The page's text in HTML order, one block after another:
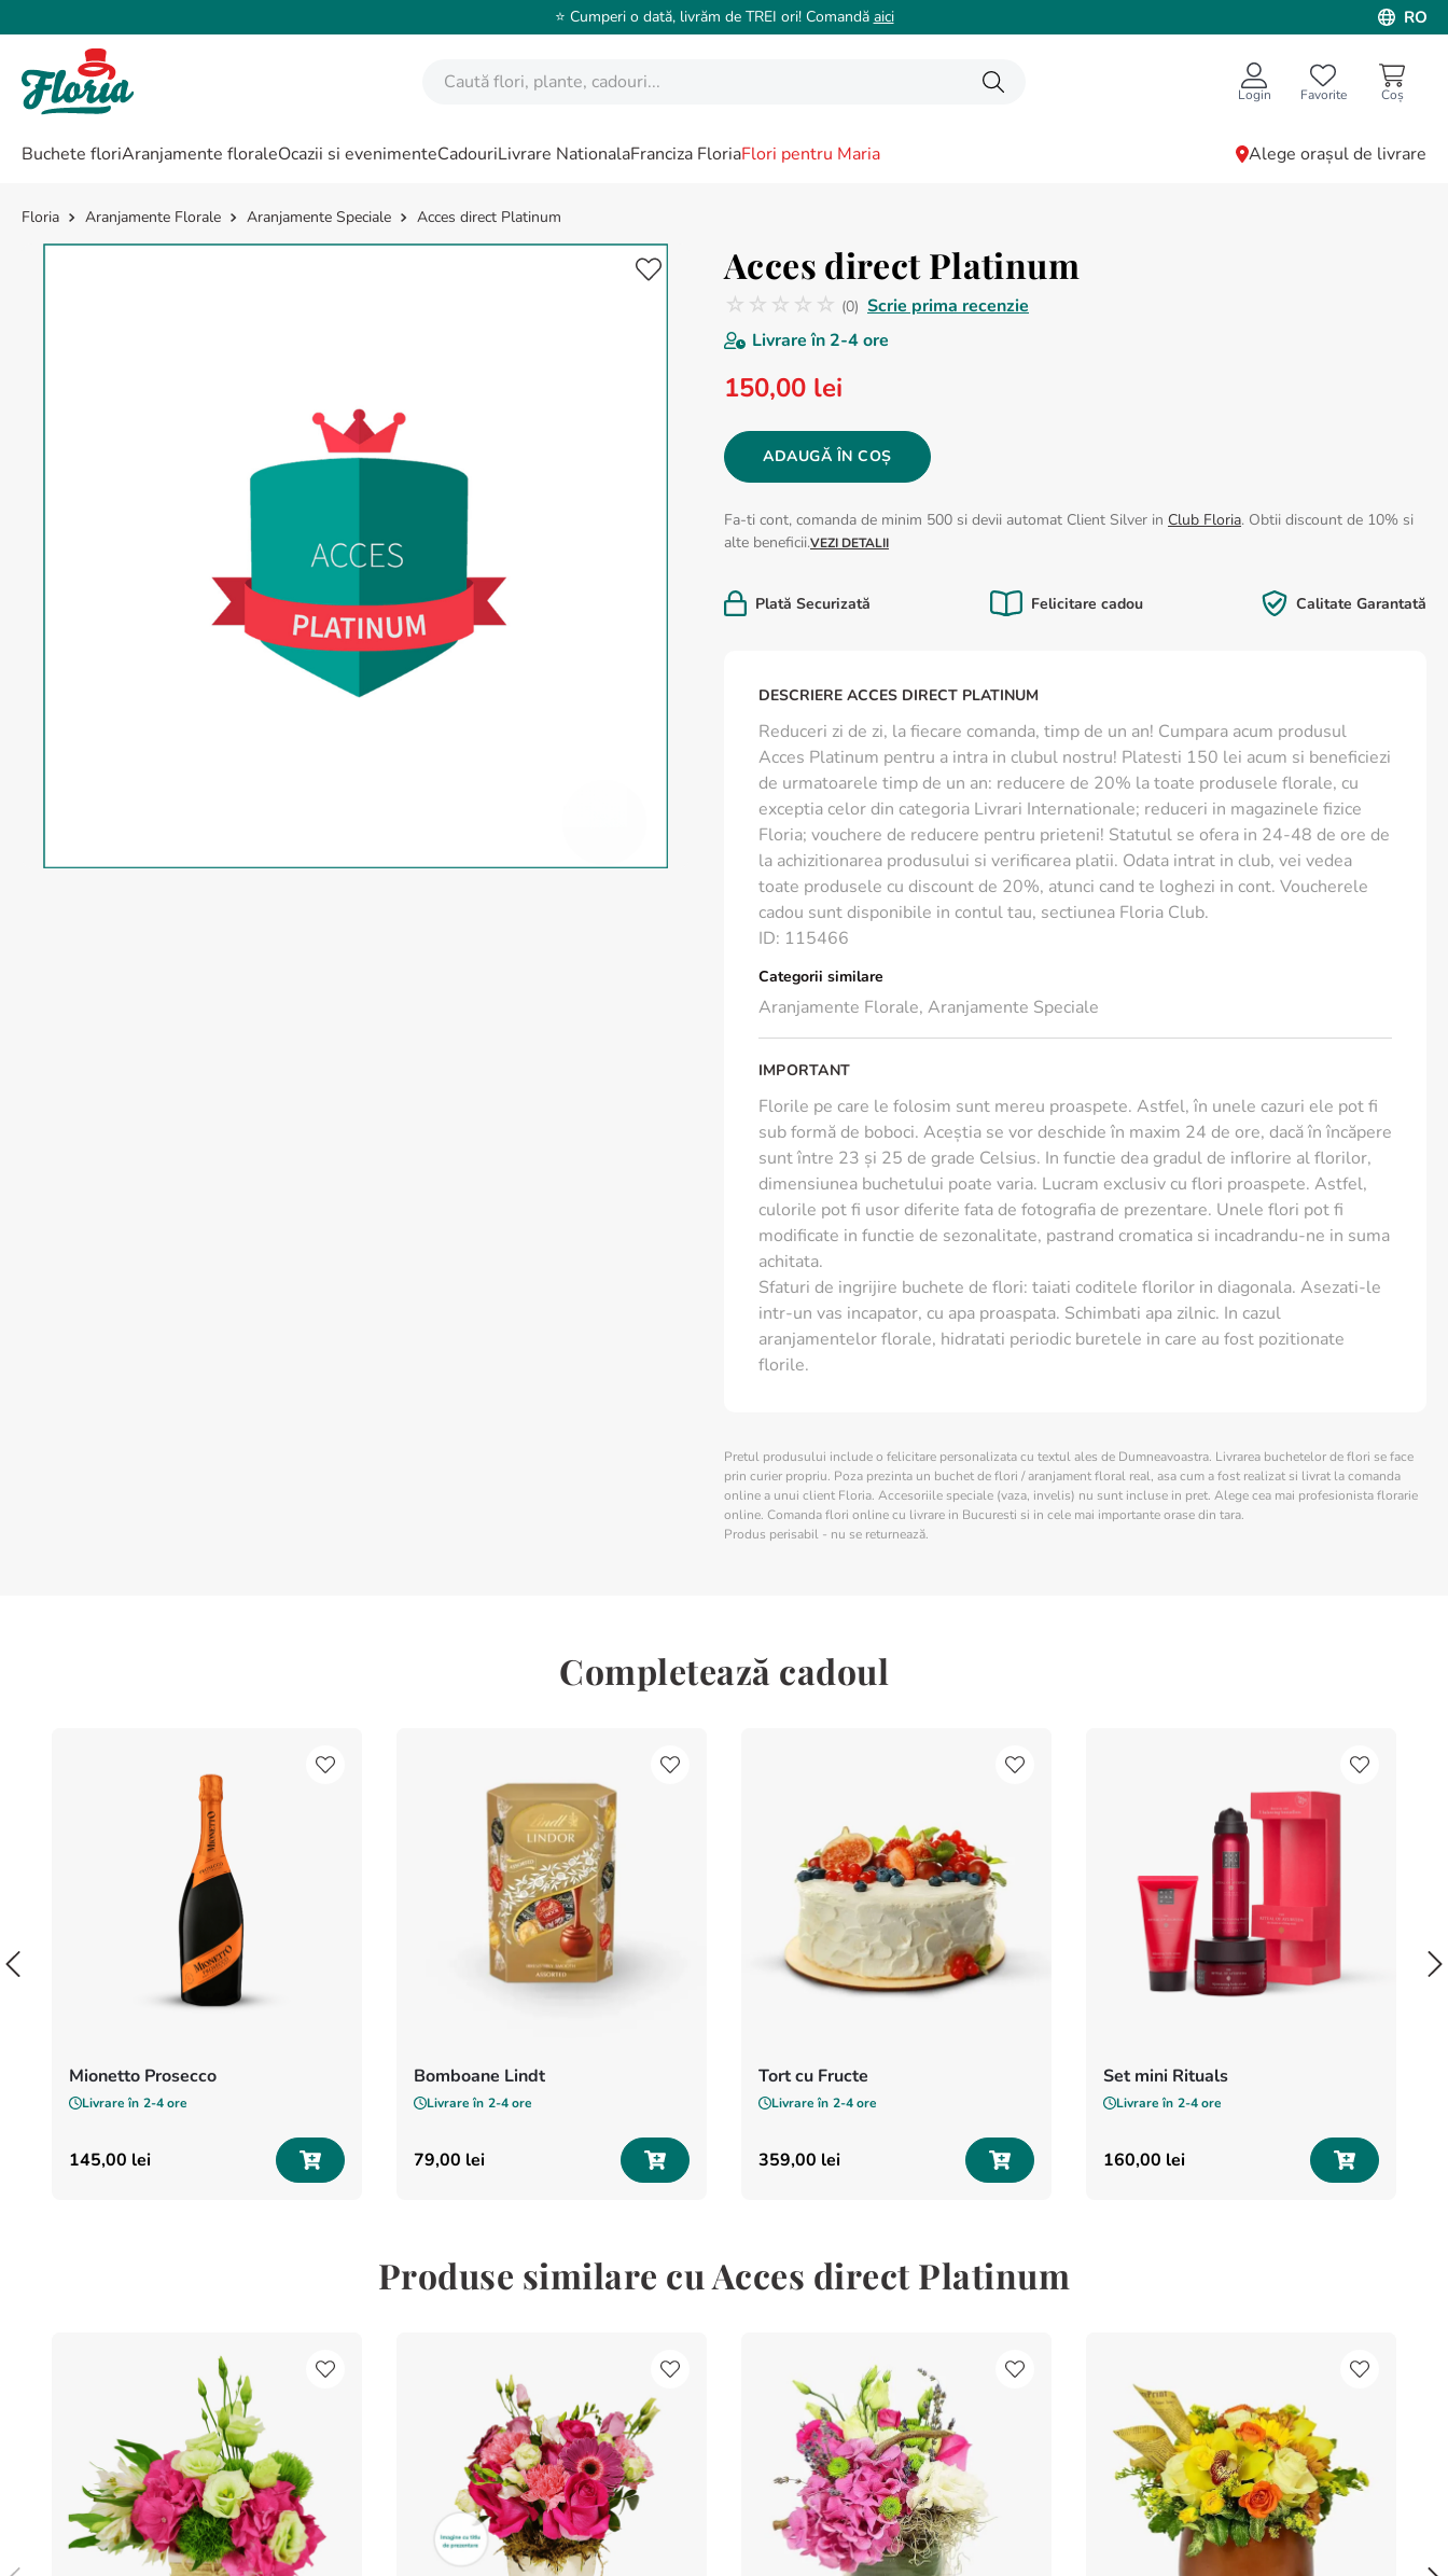
⭐️ Cumperi o dată, livrăm de TREI ori! Comandă aici RO
Login Favorite
Buchete floriAranjamente floraleOcazii si evenimenteCadouriLivrare NationalaFranciza FloriaFlori pentru Maria Alege orașul de livrare
Aranjamente Florale Aranjamente Speciale Acces direct Platinum
Acces direct Platinum
☆ ☆ ☆ ☆ ☆ (0)
Nicio recenzie
Scrie prima recenzie
Livrare în 2-4 ore
150,00 lei
ADAUGĂ ÎN COȘ
Fa-ti cont, comanda de minim 500 si devii automat Client Silver in Club Floria. Obtii discount de 10% si
alte beneficii.VEZI DETALII
Plată Securizată Felicitare cadou Calitate Garantată
DESCRIERE ACCES DIRECT PLATINUM
Reduceri zi de zi, la fiecare comanda, timp de un an! Cumpara acum produsul
Acces Platinum pentru a intra in clubul nostru! Platesti 150 lei acum si beneficiezi
de urmatoarele timp de un an: reducere de 20% la toate produsele florale, cu
exceptia celor din categoria Livrari Internationale; reduceri in magazinele fizice
Floria; vouchere de reducere pentru prieteni! Statutul se ofera in 24-48 de ore de
la achizitionarea produsului si verificarea platii. Odata intrat in club, vei vedea
toate produsele cu discount de 20%, atunci cand te loghezi in cont. Voucherele
cadou sunt disponibile in contul tau, sectiunea Floria Club.
ID: 115466
Categorii similare
Aranjamente Florale, Aranjamente Speciale
IMPORTANT
Florile pe care le folosim sunt mereu proaspete. Astfel, în unele cazuri ele pot fi
sub formă de boboci. Aceștia se vor deschide în maxim 24 de ore, dacă în încăpere
sunt între 23 și 25 de grade Celsius. In functie dea gradul de inflorire al florilor,
dimensiunea buchetului poate varia. Lucram exclusiv cu flori proaspete. Astfel,
culorile pot fi usor diferite fata de fotografia de prezentare. Unele flori pot fi
modificate in functie de sezonalitate, pastrand cromatica si incadrandu-ne in suma
achitata.
Sfaturi de ingrijire buchete de flori: taiati coditele florilor in diagonala. Asezati-le
intr-un vas incapator, cu apa proaspata. Schimbati apa zilnic. In cazul
aranjamentelor florale, hidratati periodic buretele in care au fost pozitionate
florile.
Pretul produsului include o felicitare personalizata cu textul ales de Dumneavoastra. Livrarea buchetelor de flori se face
prin curier propriu. Poza prezinta un buchet de flori / aranjament floral real, asa cum a fost realizat si livrat la comanda
online a unui client Floria. Accesoriile speciale (vaza, invelis) nu sunt incluse in pret. Alege cea mai profesionista florarie
online. Comanda flori online cu livrare in Bucuresti si in cele mai importante orase din tara.
Produs perisabil - nu se returnează.
Completează cadoul
Mionetto Prosecco
Livrare în 2-4 ore
145,00 lei
Bomboane Lindt
Livrare în 2-4 ore
79,00 lei
Tort cu Fructe
Livrare în 2-4 ore
359,00 lei
Set mini Rituals
Livrare în 2-4 ore
160,00 lei
Produse similare cu Acces direct Platinum